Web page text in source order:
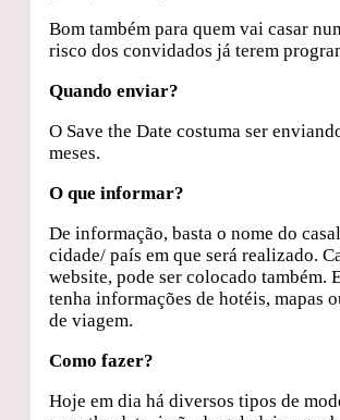
Bom também para quem vai casar
risco dos convidados já terem
Quando enviar?
O Save the Date costuma ser
meses.
O que informar?
De informação, basta o nome do
cidade/ país em que será realizado.
website, pode ser colocado também.
tenha informações de hotéis, mapas
de viagem.
Como fazer?
Hoje em dia há diversos tipos de